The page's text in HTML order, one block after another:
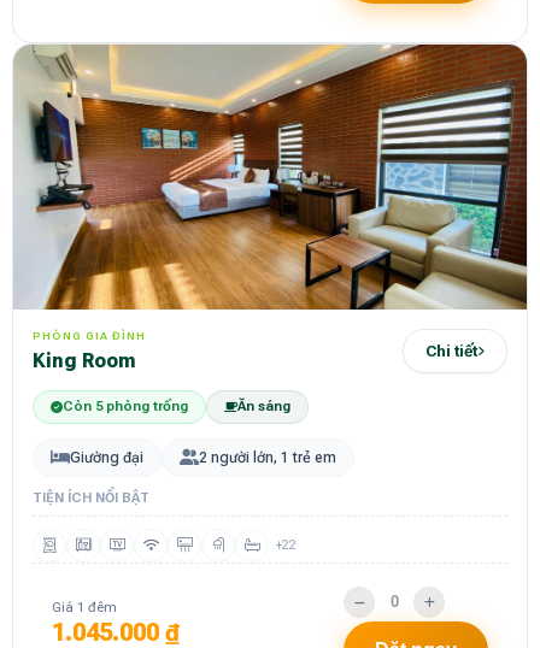
PHÒNG GIA ĐÌNH
King Room Chi tiết
Còn 5 phòng trống Ăn sáng
Giường đại 2 người lớn, 1 trẻ em
TIỆN ÍCH NỔI BẬT
+22
Giá 1 đêm
1.045.000 ₫